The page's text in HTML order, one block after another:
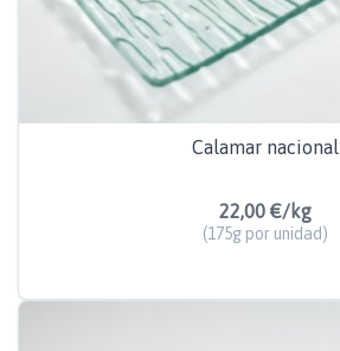
Calamar nacional
22,00 €/kg
(175g por unidad)